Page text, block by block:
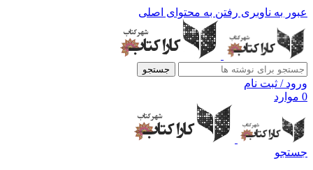
عبور به ناوبری رفتن به محتوای اصلی
جستجو
ورود / ثبت نام
0 موارد
جستجو